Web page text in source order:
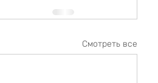
Смотреть все